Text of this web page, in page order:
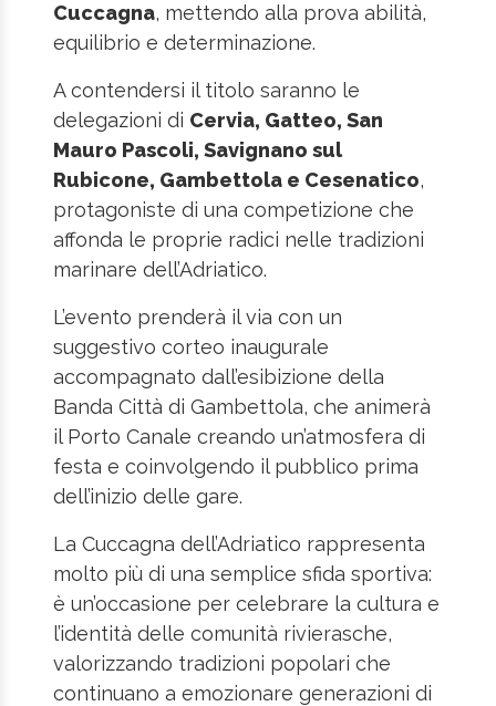
Cuccagna, mettendo alla prova abilità,
equilibrio e determinazione.
A contendersi il titolo saranno le
delegazioni di Cervia, Gatteo, San
Mauro Pascoli, Savignano sul
Rubicone, Gambettola e Cesenatico,
protagoniste di una competizione che
affonda le proprie radici nelle tradizioni
marinare dell’Adriatico.
L’evento prenderà il via con un
suggestivo corteo inaugurale
accompagnato dall’esibizione della
Banda Città di Gambettola, che animerà
il Porto Canale creando un’atmosfera di
festa e coinvolgendo il pubblico prima
dell’inizio delle gare.
La Cuccagna dell’Adriatico rappresenta
molto più di una semplice sfida sportiva:
è un’occasione per celebrare la cultura e
l’identità delle comunità rivierasche,
valorizzando tradizioni popolari che
continuano a emozionare generazioni di